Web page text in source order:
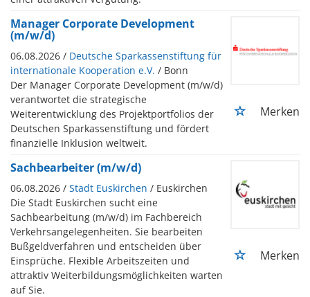
Manager Corporate Development
(m/w/d)
06.08.2026 / Deutsche Sparkassenstiftung für
internationale Kooperation e.V. / Bonn
Der Manager Corporate Development (m/w/d)
verantwortet die strategische
Weiterentwicklung des Projektportfolios der
Deutschen Sparkassenstiftung und fördert
finanzielle Inklusion weltweit.
Merken
Sachbearbeiter (m/w/d)
06.08.2026 / Stadt Euskirchen / Euskirchen
Die Stadt Euskirchen sucht eine
Sachbearbeitung (m/w/d) im Fachbereich
Verkehrsangelegenheiten. Sie bearbeiten
Bußgeldverfahren und entscheiden über
Einsprüche. Flexible Arbeitszeiten und
attraktiv Weiterbildungsmöglichkeiten warten
auf Sie.
Merken